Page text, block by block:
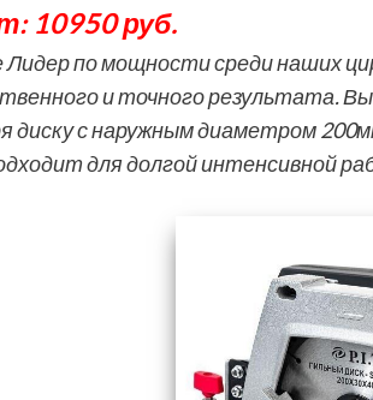
10950 руб.
Лидер по мощности среди наших
и точного результата.
диску с наружным диаметром
для долгой интенсивной